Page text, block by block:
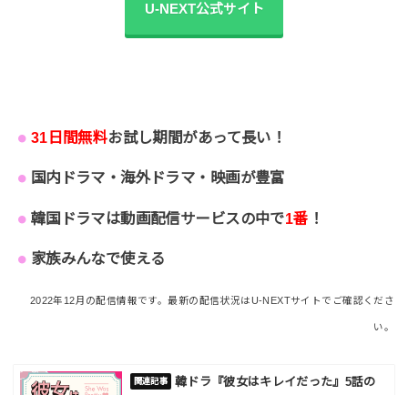
U-NEXT公式サイト
31日間無料お試し期間があって長い！
国内ドラマ・海外ドラマ・映画が豊富
韓国ドラマは動画配信サービスの中で1番 ！
家族みんなで使える
2022年12月の配信情報です。最新の配信状況はU-NEXTサイトでご確認くださ
い。
韓ドラ『彼女はキレイだった』5話の